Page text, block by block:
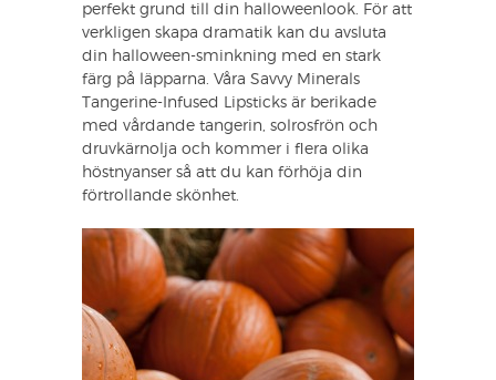
perfekt grund till din halloweenlook. För att
verkligen skapa dramatik kan du avsluta
din halloween-sminkning med en stark
färg på läpparna. Våra Savvy Minerals
Tangerine-Infused Lipsticks är berikade
med vårdande tangerin, solrosfrön och
druvkärnolja och kommer i flera olika
höstnyanser så att du kan förhöja din
förtrollande skönhet.